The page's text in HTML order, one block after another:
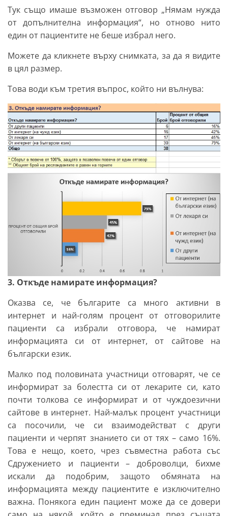
Тук също имаше възможен отговор „Нямам нужда
от допълнителна информация“, но отново нито
един от пациентите не беше избрал него.
Можете да кликнете върху снимката, за да я видите
в цял размер.
Това води към третия въпрос, който ни вълнува:
3. Откъде намирате информация?
Оказва се, че българите са много активни в
интернет и най-голям процент от отговорилите
пациенти са избрали отговора, че намират
информацията си от интернет, от сайтове на
български език.
Малко под половината участници отговарят, че се
информират за болестта си от лекарите си, като
почти толкова се информират и от чуждоезични
сайтове в интернет. Най-малък процент участници
са посочили, че си взаимодействат с други
пациенти и черпят знанието си от тях – само 16%.
Това е нещо, което, чрез съвместна работа със
Сдружението и пациенти – доброволци, бихме
искали да подобрим, защото обмяната на
информацията между пациентите е изключително
важна. Понякога един пациент може да се довери